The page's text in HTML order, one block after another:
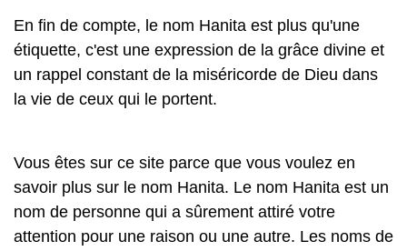
En fin de compte, le nom Hanita est plus qu'une
étiquette, c'est une expression de la grâce divine et
un rappel constant de la miséricorde de Dieu dans
la vie de ceux qui le portent.
Vous êtes sur ce site parce que vous voulez en
savoir plus sur le nom Hanita. Le nom Hanita est un
nom de personne qui a sûrement attiré votre
attention pour une raison ou une autre. Les noms de